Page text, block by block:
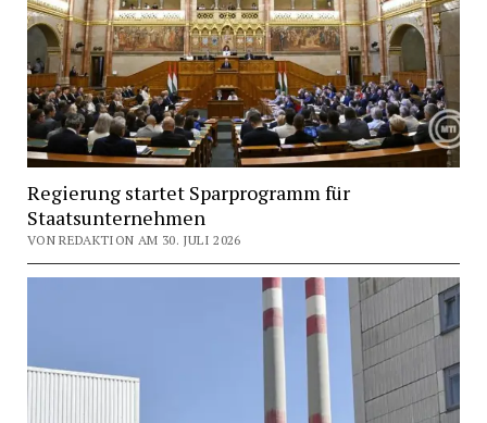
Regierung startet Sparprogramm für
Staatsunternehmen
VON REDAKTION AM 30. JULI 2026